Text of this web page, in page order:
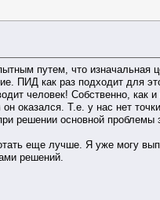
путем, что изначальная
ПИД как раз подходит для
человек! Собственно,
оказался. Т.е. у нас нет
решении основной проблемы
еще лучше. Я уже могу
решений.